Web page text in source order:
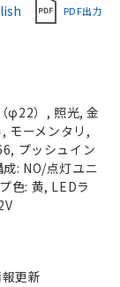
PDF出力
φ22）, 照光, 金
モーメンタリ,
プッシュイン
: NO/点灯ユニ
色: 黄, LEDラ
更新